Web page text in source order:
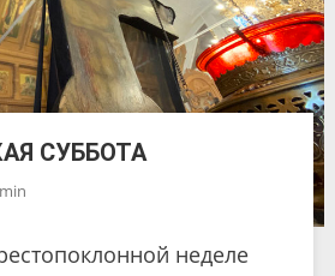
СУББОТА
неделе